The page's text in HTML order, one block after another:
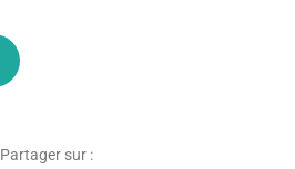
Partager sur :